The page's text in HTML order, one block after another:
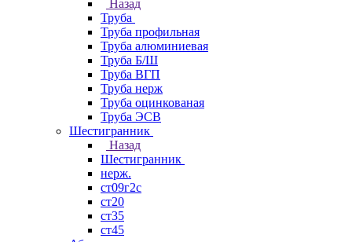
Назад
Труба
Труба профильная
Труба алюминиевая
Труба Б/Ш
Труба ВГП
Труба нерж
Труба оцинкованая
Труба ЭСВ
Шестигранник
Назад
Шестигранник
нерж.
ст09г2с
ст20
ст35
ст45